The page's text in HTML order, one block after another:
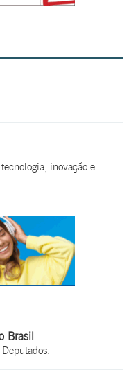
inovação e
Brasil